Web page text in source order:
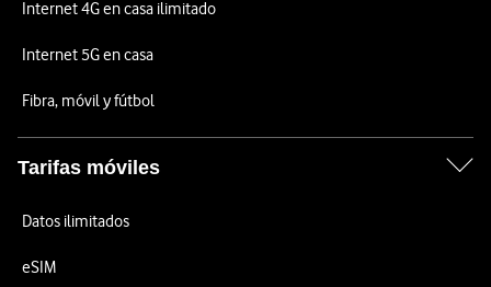
Internet 4G en casa ilimitado
Internet 5G en casa
Fibra, móvil y fútbol
Tarifas móviles
Datos ilimitados
eSIM